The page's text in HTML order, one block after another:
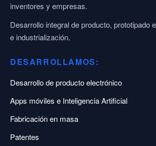
inventores y empresas.
Desarrollo integral de producto, prototipado
e industrialización.
DESARROLLAMOS:
Desarrollo de producto electrónico
Apps móviles e Inteligencia Artificial
Fabricación en masa
Patentes